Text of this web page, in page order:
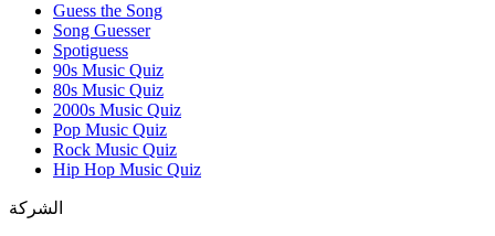
Guess the Song
Song Guesser
Spotiguess
90s Music Quiz
80s Music Quiz
2000s Music Quiz
Pop Music Quiz
Rock Music Quiz
Hip Hop Music Quiz
الشركة